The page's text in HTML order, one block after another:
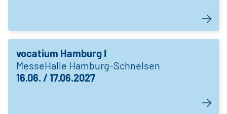
vocatium Hamburg I
MesseHalle Hamburg-Schnelsen
16.06. / 17.06.2027